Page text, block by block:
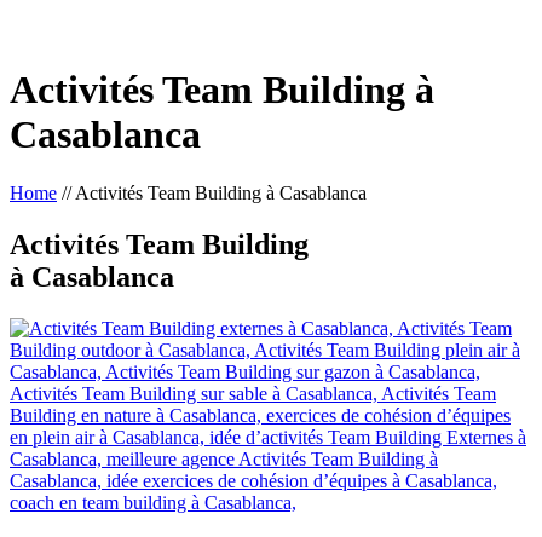
Activités Team Building à
Casablanca
Home //Activités Team Building à Casablanca
Activités Team Building
à Casablanca